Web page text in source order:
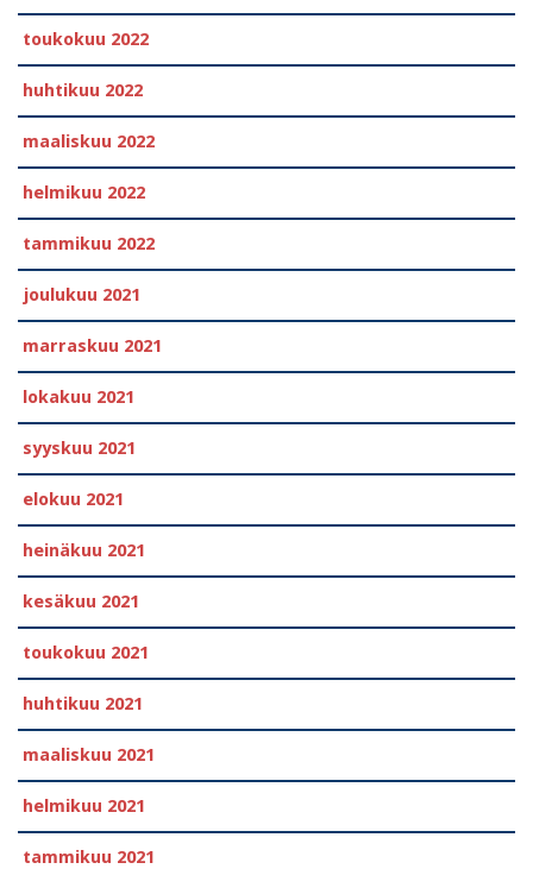
toukokuu 2022
huhtikuu 2022
maaliskuu 2022
helmikuu 2022
tammikuu 2022
joulukuu 2021
marraskuu 2021
lokakuu 2021
syyskuu 2021
elokuu 2021
heinäkuu 2021
kesäkuu 2021
toukokuu 2021
huhtikuu 2021
maaliskuu 2021
helmikuu 2021
tammikuu 2021